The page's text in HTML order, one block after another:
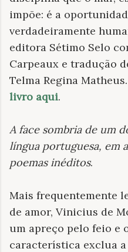
impõe: é a
verdadeiramente
editora Sétimo Selo
Carpeaux e tradução
Telma Regina Matheus.
livro aqui.
A face sombria de um
língua portuguesa, em
poemas inéditos.
Mais frequentemente
de amor, Vinicius de
um apreço pelo feio e
característica exclua